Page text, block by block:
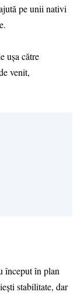
pe unii nativi
ușa către
venit,
început în plan
stabilitate, dar